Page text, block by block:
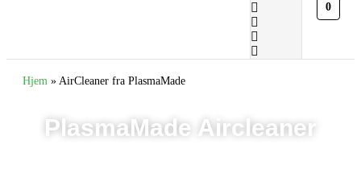
0
Hjem » AirCleaner fra PlasmaMade
PlasmaMade Aircleaner